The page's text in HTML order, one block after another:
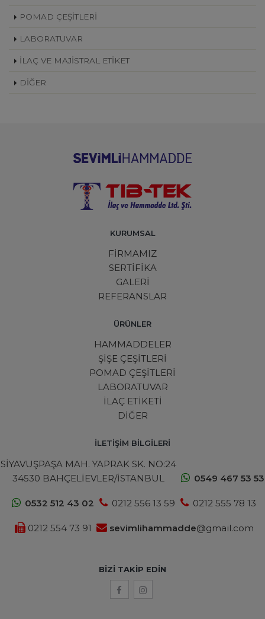
POMAD ÇEŞİTLERİ
LABORATUVAR
İLAÇ VE MAJİSTRAL ETİKET
DİĞER
KURUMSAL
FİRMAMIZ
SERTİFİKA
GALERİ
REFERANSLAR
ÜRÜNLER
HAMMADDELER
ŞİŞE ÇEŞİTLERİ
POMAD ÇEŞİTLERİ
LABORATUVAR
İLAÇ ETİKETİ
DİĞER
İLETİŞİM BİLGİLERİ
SİYAVUŞPAŞA MAH. YAPRAK SK. NO:24
34530 BAHÇELİEVLER/İSTANBUL
0549 467 53 53
0532 512 43 02 0212 556 13 59 0212 555 78 13
0212 554 73 91 sevimlihammadde@gmail.com
BIZI TAKIP EDIN